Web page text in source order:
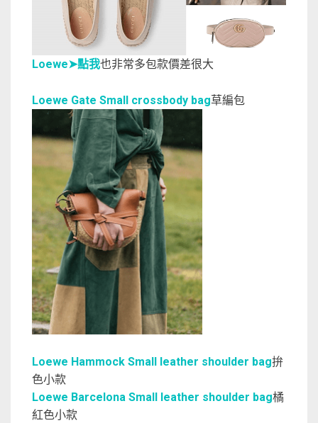
Loewe➤點我也非常多包款價差很大
Loewe Gate Small crossbody bag草編包
Loewe Hammock Small leather shoulder bag拚
色小款
Loewe Barcelona Small leather shoulder bag橘
紅色小款